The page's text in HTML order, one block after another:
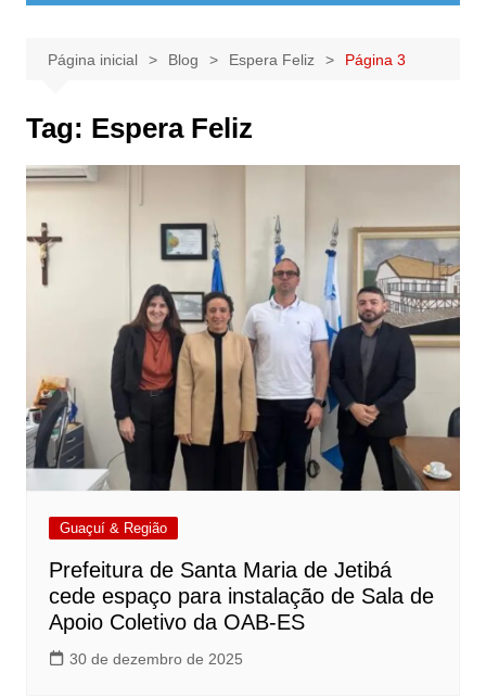
Página inicial Blog Espera Feliz Página 3
Tag: Espera Feliz
Guaçuí & Região
Prefeitura de Santa Maria de Jetibá
cede espaço para instalação de Sala de
Apoio Coletivo da OAB-ES
30 de dezembro de 2025